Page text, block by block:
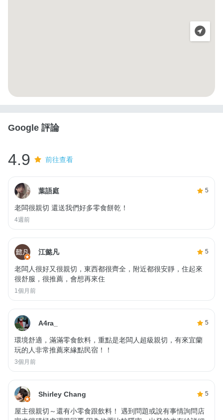
Google 評論
4.9 前往查看
葉語庭 5
老闆很親切 還送我們好多零食餅乾！
4週前
江懿凡 5
老闆人很好又很親切，東西都很齊全，附近都很安靜，住起來
很舒服，很推薦，會想再來住
1個月前
A4ra_ 5
環境舒適，滿滿零食飲料，重點是老闆人超級親切，有來宜蘭
玩的人非常推薦來緣點民宿！！
3個月前
Shirley Chang 5
屋主很親切～還有小零食跟飲料！ 遇到問題或說有事情詢問店